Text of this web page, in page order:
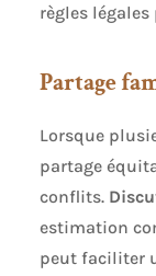
règles
Partage
Lorsque
partage
conflits.
estimation
peut faciliter